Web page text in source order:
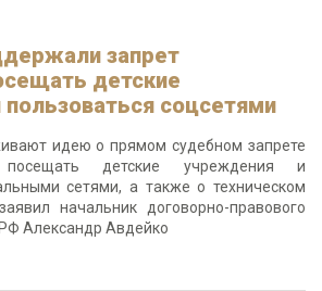
запрет
детские
соцсетями
идею о прямом судебном запрете
детские учреждения и
сетями, а также о техническом
начальник договорно-правового
Александр Авдейко